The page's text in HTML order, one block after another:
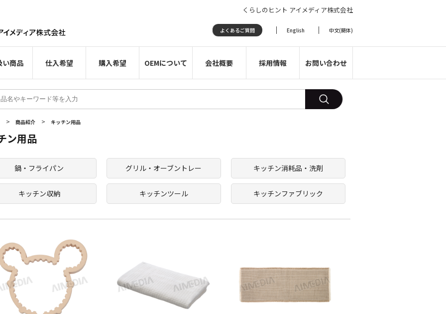
くらしのヒント アイメディア株式会社
よくあるご質問 English 中文(簡体)
い商品 仕入希望 購入希望 OEMについて 会社概要 採用情報 お問い合わせ
> 商品紹介 > キッチン用品
ン用品
鍋・フライパン グリル・オーブントレー キッチン消耗品・洗剤
キッチン収納 キッチンツール キッチンファブリック